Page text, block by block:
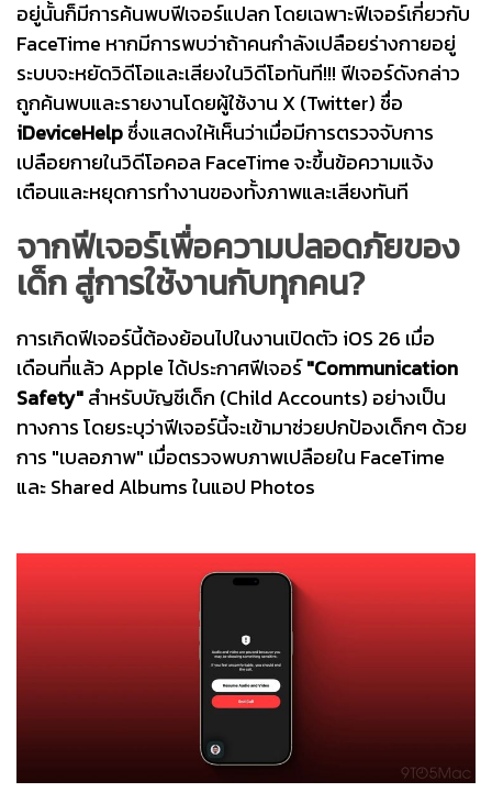
อยู่นั้นก็มีการค้นพบฟีเจอร์แปลก โดยเฉพาะฟีเจอร์เกี่ยวกับ
FaceTime หากมีการพบว่าถ้าคนกำลังเปลือยร่างกายอยู่
ระบบจะหยัดวิดีโอและเสียงในวิดีโอทันที!!! ฟีเจอร์ดังกล่าว
ถูกค้นพบและรายงานโดยผู้ใช้งาน X (Twitter) ชื่อ
iDeviceHelpซึ่งแสดงให้เห็นว่าเมื่อมีการตรวจจับการ
เปลือยกายในวิดีโอคอล FaceTime จะขึ้นข้อความแจ้ง
เตือนและหยุดการทำงานของทั้งภาพและเสียงทันที
จากฟีเจอร์เพื่อความปลอดภัยของ
เด็ก สู่การใช้งานกับทุกคน?
การเกิดฟีเจอร์นี้ต้องย้อนไปในงานเปิดตัว iOS 26 เมื่อ
เดือนที่แล้ว Apple ได้ประกาศฟีเจอร์"Communication
Safety"สำหรับบัญชีเด็ก (Child Accounts) อย่างเป็น
ทางการ โดยระบุว่าฟีเจอร์นี้จะเข้ามาช่วยปกป้องเด็กๆ ด้วย
การ "เบลอภาพ" เมื่อตรวจพบภาพเปลือยใน FaceTime
และ Shared Albums ในแอป Photos